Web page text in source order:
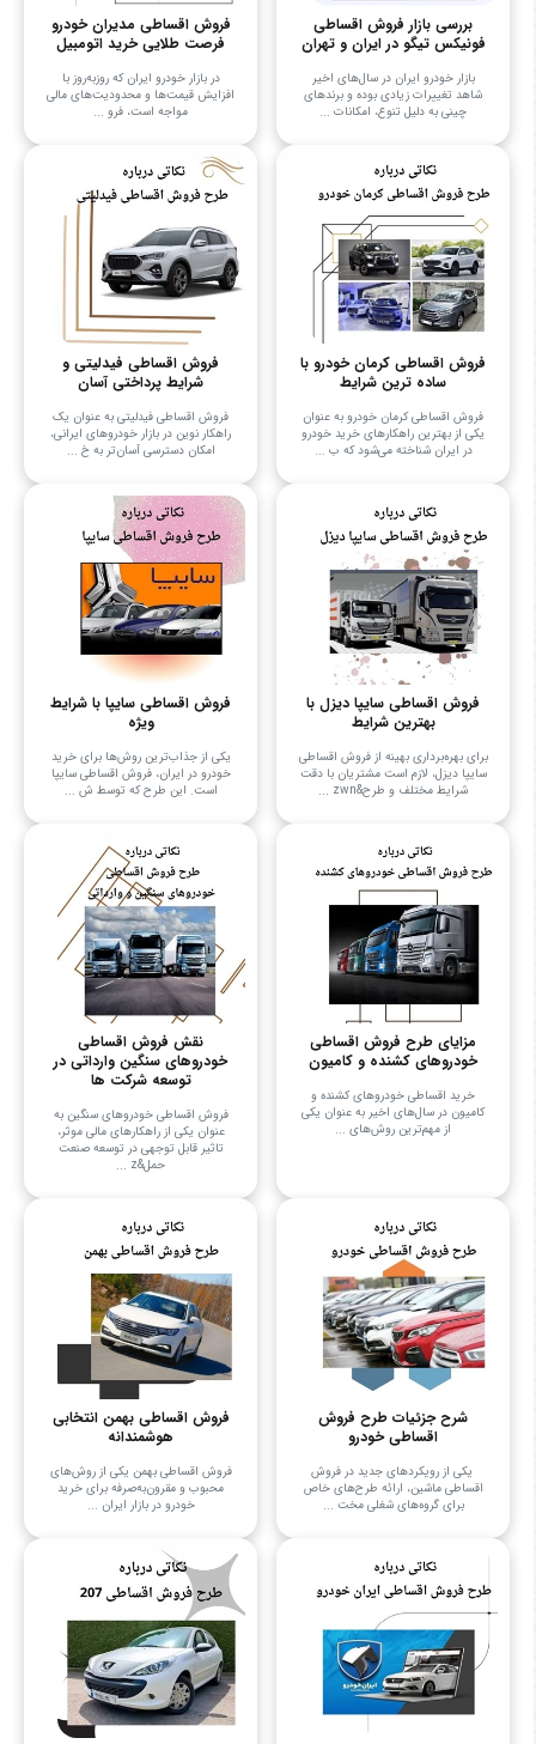
بررسی بازار فروش اقساطی
فونیکس تیگو در ایران و تهران
بازار خودرو ایران در سال‌های اخیر
شاهد تغییرات زیادی بوده و برندهای
چینی به دلیل تنوع، امکانات ...
فروش اقساطی مدیران خودرو
فرصت طلایی خرید اتومبیل
در بازار خودرو ایران که روزبه‌روز با
افزایش قیمت‌ها و محدودیت‌های مالی
مواجه است، فرو ...
فروش اقساطی کرمان خودرو با
ساده ترین شرایط
فروش اقساطی کرمان خودرو به عنوان
یکی از بهترین راهکارهای خرید خودرو
در ایران شناخته می‌شود که ب ...
فروش اقساطی فیدلیتی و
شرایط پرداختی آسان
فروش اقساطی فیدلیتی به عنوان یک
راهکار نوین در بازار خودروهای ایرانی،
امکان دسترسی آسان‌تر به خ ...
فروش اقساطی سایپا دیزل با
بهترین شرایط
برای بهره‌برداری بهینه از فروش اقساطی
سایپا دیزل، لازم است مشتریان با دقت
شرایط مختلف و طرح&zwn ...
فروش اقساطی سایپا با شرایط
ویژه
یکی از جذاب‌ترین روش‌ها برای خرید
خودرو در ایران، فروش اقساطی سایپا
است. این طرح که توسط ش ...
مزایای طرح فروش اقساطی
خودروهای کشنده و کامیون
خرید اقساطی خودروهای کشنده و
کامیون در سال‌های اخیر به عنوان یکی
از مهم‌ترین روش‌های ...
نقش فروش اقساطی
خودروهای سنگین وارداتی در
توسعه شرکت ها
فروش اقساطی خودروهای سنگین به
عنوان یکی از راهکارهای مالی موثر،
تاثیر قابل توجهی در توسعه صنعت
حمل&z ...
شرح جزئیات طرح فروش
اقساطی خودرو
یکی از رویکردهای جدید در فروش
اقساطی ماشین، ارائه طرح‌های خاص
برای گروه‌های شغلی مخت ...
فروش اقساطی بهمن انتخابی
هوشمندانه
فروش اقساطی بهمن یکی از روش‌های
محبوب و مقرون‌به‌صرفه برای خرید
خودرو در بازار ایران ...